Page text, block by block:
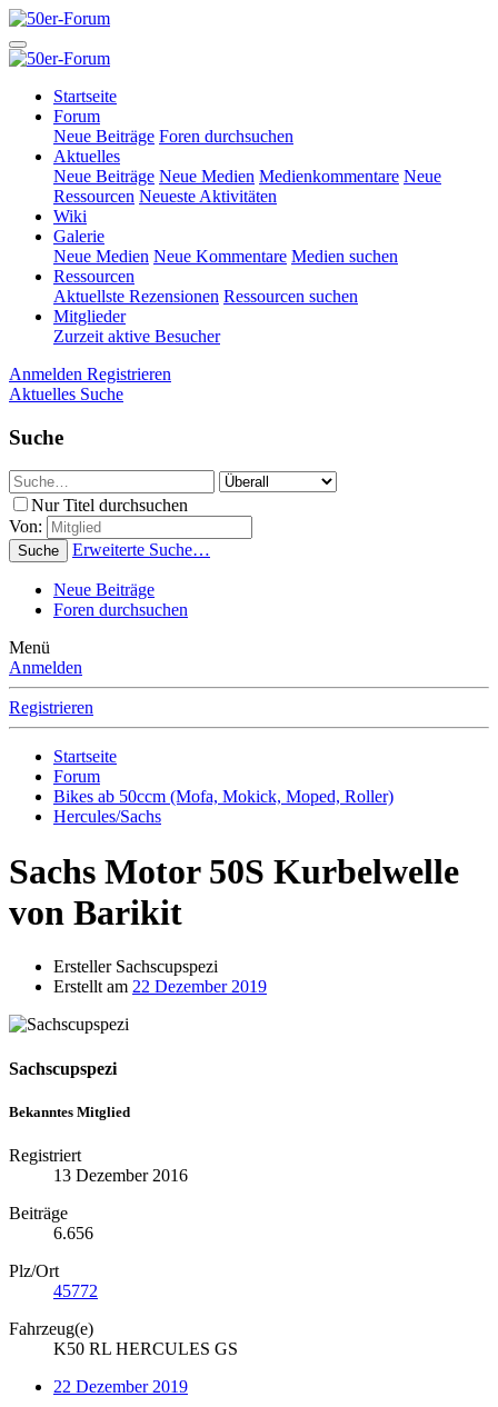
Startseite
Forum
Neue Beiträge Foren durchsuchen
Aktuelles
Neue Beiträge Neue Medien Medienkommentare Neue
Ressourcen Neueste Aktivitäten
Wiki
Galerie
Neue Medien Neue Kommentare Medien suchen
Ressourcen
Aktuellste Rezensionen Ressourcen suchen
Mitglieder
Zurzeit aktive Besucher
Anmelden Registrieren
Aktuelles Suche
Suche
Nur Titel durchsuchen
Von:
Suche Erweiterte Suche…
Neue Beiträge
Foren durchsuchen
Menü
Anmelden
Registrieren
Startseite
Forum
Bikes ab 50ccm (Mofa, Mokick, Moped, Roller)
Hercules/Sachs
Sachs Motor 50S Kurbelwelle
von Barikit
ErstellerSachscupspezi
Erstellt am 22 Dezember 2019
Sachscupspezi
Bekanntes Mitglied
Registriert
13 Dezember 2016
Beiträge
6.656
Plz/Ort
45772
Fahrzeug(e)
K50 RL HERCULES GS
22 Dezember 2019